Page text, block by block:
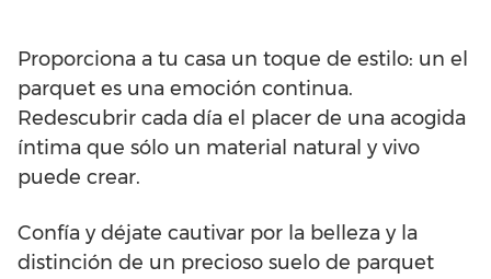
Proporciona a tu casa un toque de estilo: un el
parquet es una emoción continua.
Redescubrir cada día el placer de una acogida
íntima que sólo un material natural y vivo
puede crear.
Confía y déjate cautivar por la belleza y la
distinción de un precioso suelo de parquet